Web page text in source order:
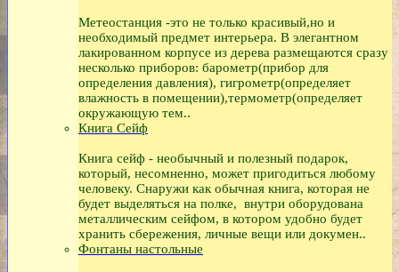
Метеостанция -это не только красивый,но и
необходимый предмет интерьера. В элегантном
лакированном корпусе из дерева размещаются сразу
несколько приборов: барометр(прибор для
определения давления), гигрометр(определяет
влажность в помещении),термометр(определяет
окружающую тем..
Книга Сейф
Книга сейф - необычный и полезный подарок,
который, несомненно, может пригодиться любому
человеку. Снаружи как обычная книга, которая не
будет выделяться на полке, внутри оборудована
металлическим сейфом, в котором удобно будет
хранить сбережения, личные вещи или докумен..
Фонтаны настольные